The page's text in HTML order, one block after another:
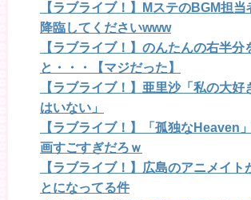
【ラブライブ！】MステのBGM担当
降臨してくださいwww
【ラブライブ！】のんたんの右半分
と・・・【マジだった】
【ラブライブ！】亜里沙「私の大好
はいない」
【ラブライブ！】「孤独なHeaven
画すごすぎだろｗ
【ラブライブ！】広島のアニメイト
とになってる件